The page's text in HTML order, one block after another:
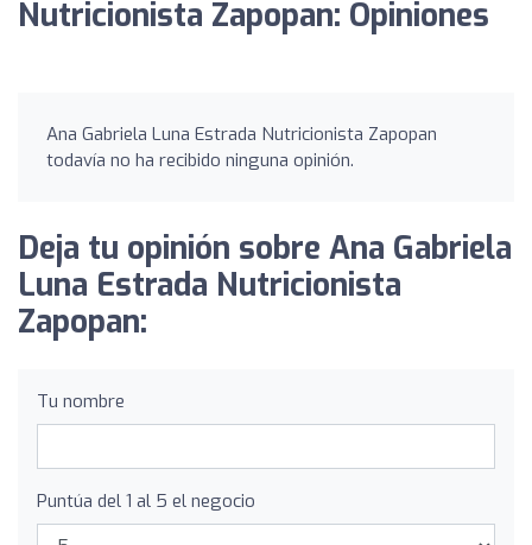
Nutricionista Zapopan: Opiniones
Ana Gabriela Luna Estrada Nutricionista Zapopan
todavía no ha recibido ninguna opinión.
Deja tu opinión sobre Ana Gabriela
Luna Estrada Nutricionista
Zapopan:
Tu nombre
Puntúa del 1 al 5 el negocio